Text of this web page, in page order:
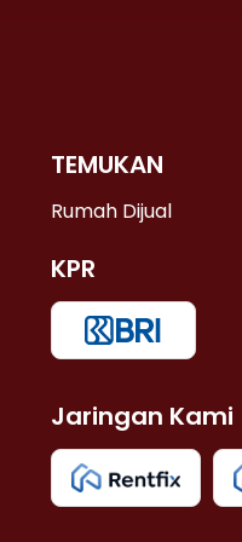
TEMUKAN
Rumah Dijual
KPR
Jaringan Kami